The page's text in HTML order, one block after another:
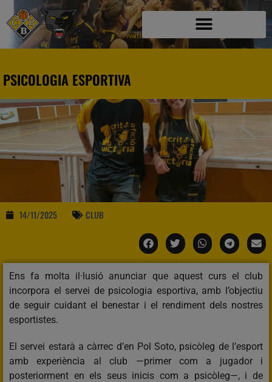
PSICOLOGIA ESPORTIVA
14/11/2025 CLUB
Ens fa molta il·lusió anunciar que aquest curs el club
incorpora el servei de psicologia esportiva, amb l’objectiu
de seguir cuidant el benestar i el rendiment dels nostres
esportistes.
El servei estarà a càrrec d’en Pol Soto, psicòleg de l’esport
amb experiència al club —primer com a jugador i
posteriorment en els seus inicis com a psicòleg—, i de